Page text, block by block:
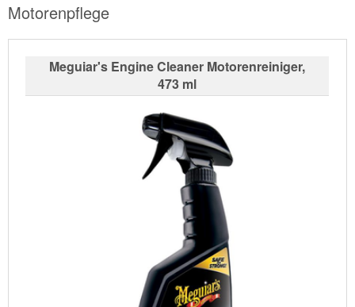
Motorenpflege
Meguiar's Engine Cleaner Motorenreiniger,
473 ml